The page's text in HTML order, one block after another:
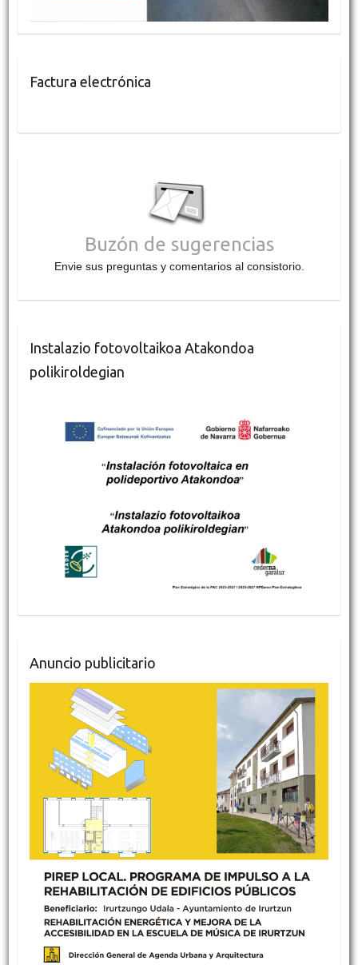
Factura electrónica
Buzón de sugerencias
Envie sus preguntas y comentarios al consistorio.
Instalazio fotovoltaikoa Atakondoa
polikiroldegian
Anuncio publicitario